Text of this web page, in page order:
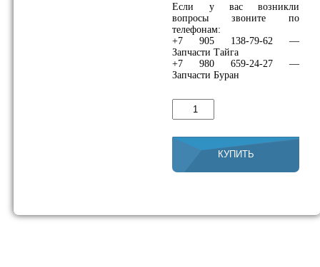
Если у вас возникли
вопросы звоните по
телефонам:
+7 905 138-79-62 —
Запчасти Тайга
+7 980 659-24-27 —
Запчасти Буран
Количество
товара
топливный
«SUNWORLD
INDUSTRIAL
КУПИТЬ